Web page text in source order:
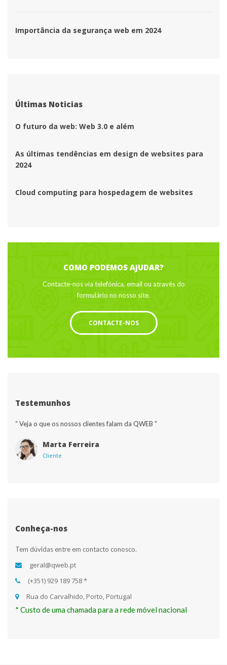
Importância da segurança web em 2024
Últimas Noticia
O futuro da web: Web 3.0 e além
As últimas tendências em design de websites para
2024
Cloud computing para hospedagem de website
COMO PODEMOS AJUDAR?
Contacte-nos via telefónica, email ou através do
formulário no nosso site.
CONTACTE-NOS
Testemunho
“ Veja o que os nossos clientes falam da QWEB "
Marta Ferreira
Cliente
Conheça-no
Tem dúvidas entre em contacto conosco.
geral@qweb.pt
(+351) 929 189 758 *
Rua do Carvalhido, Porto, Portugal
* Custo de uma chamada para a rede móvel nacional